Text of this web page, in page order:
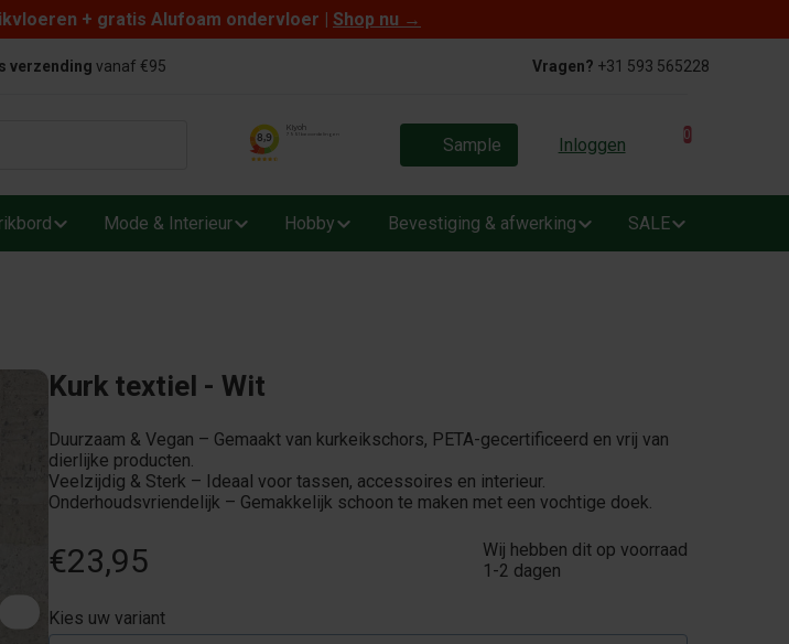
+ gratis Alufoam ondervloer | Shop nu →
verzending vanaf €95 Vragen? +31 593 565228
Sample Inloggen 0
Mode & Interieur Hobby Bevestiging & afwerking SALE
Kurk textiel - Wit
Duurzaam & Vegan – Gemaakt van kurkeikschors, PETA-gecertificeerd en vrij van
dierlijke producten.
Veelzijdig & Sterk – Ideaal voor tassen, accessoires en interieur.
Onderhoudsvriendelijk – Gemakkelijk schoon te maken met een vochtige doek.
€23,95
Wij hebben dit op voorraad
1-2 dagen
Kies uw variant